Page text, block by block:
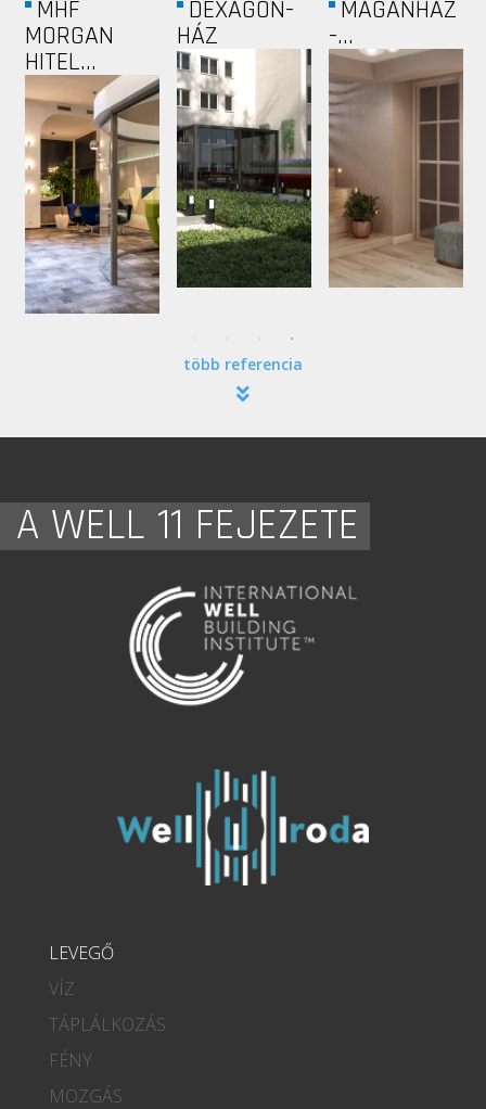
MHF
MORGAN
HITEL...
DEXAGON-
HÁZ
MAGÁNHÁZ
-...
több referencia
A WELL 11 FEJEZETE
LEVEGŐ
VÍZ
TÁPLÁLKOZÁS
FÉNY
MOZGÁS